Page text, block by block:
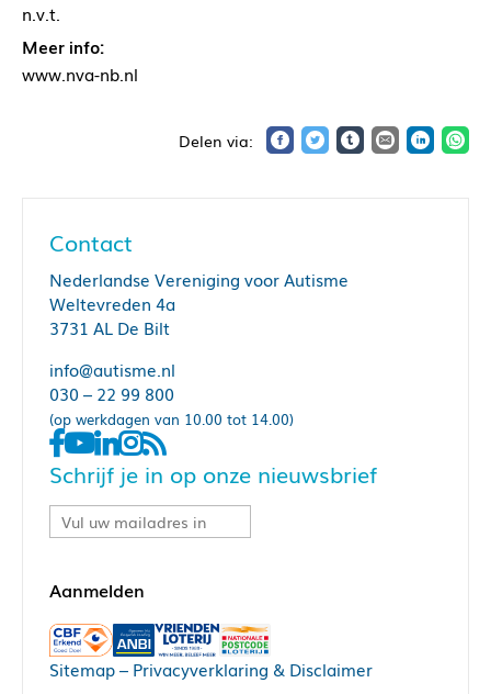
n.v.t.
Meer info:
www.nva-nb.nl
Contact
Nederlandse Vereniging voor Autisme
Weltevreden 4a
3731 AL De Bilt
info@autisme.nl
030 – 22 99 800
(op werkdagen van 10.00 tot 14.00)
Schrijf je in op onze nieuwsbrief
Sitemap– Privacyverklaring & Disclaimer